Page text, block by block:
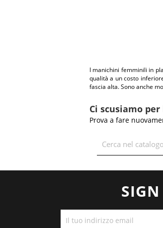
I manichini femminili in
qualità a un costo
fascia alta. Sono anche
Ci scusiamo
Prova a fare
SIGN